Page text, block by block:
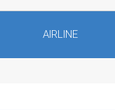
AIRLINE